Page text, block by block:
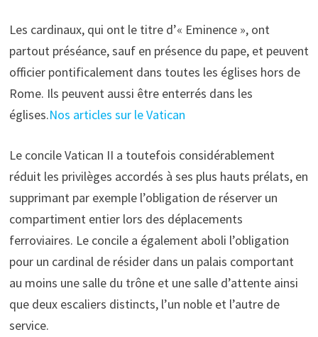
Les cardinaux, qui ont le titre d’« Eminence », ont
partout préséance, sauf en présence du pape, et peuvent
officier pontificalement dans toutes les églises hors de
Rome. Ils peuvent aussi être enterrés dans les
églises.Nos articles sur le Vatican
Le concile Vatican II a toutefois considérablement
réduit les privilèges accordés à ses plus hauts prélats, en
supprimant par exemple l’obligation de réserver un
compartiment entier lors des déplacements
ferroviaires. Le concile a également aboli l’obligation
pour un cardinal de résider dans un palais comportant
au moins une salle du trône et une salle d’attente ainsi
que deux escaliers distincts, l’un noble et l’autre de
service.